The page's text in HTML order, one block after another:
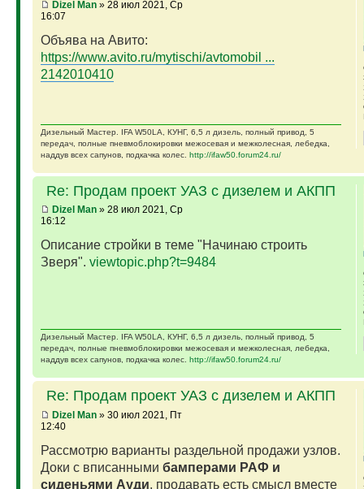
Dizel Man» 28 июл 2021, Ср
16:07
Объява на Авито:
https://www.avito.ru/mytischi/avtomobil ...
2142010410
Дизельный Мастер. IFA W50LA, КУНГ, 6,5 л дизель, полный привод, 5
передач, полные пневмоблокировки межосевая и межколесная, лебедка,
наддув всех сапунов, подкачка колес. http://ifaw50.forum24.ru/
Re: Продам проект УАЗ с дизелем и АКПП
Dizel Man» 28 июл 2021, Ср
16:12
Описание стройки в теме "Начинаю строить
Зверя". viewtopic.php?t=9484
Дизельный Мастер. IFA W50LA, КУНГ, 6,5 л дизель, полный привод, 5
передач, полные пневмоблокировки межосевая и межколесная, лебедка,
наддув всех сапунов, подкачка колес. http://ifaw50.forum24.ru/
Re: Продам проект УАЗ с дизелем и АКПП
Dizel Man» 30 июл 2021, Пт
12:40
Рассмотрю варианты раздельной продажи узлов.
Доки с вписанными бамперами РАФ и
сиденьями Ауди, продавать есть смысл вместе